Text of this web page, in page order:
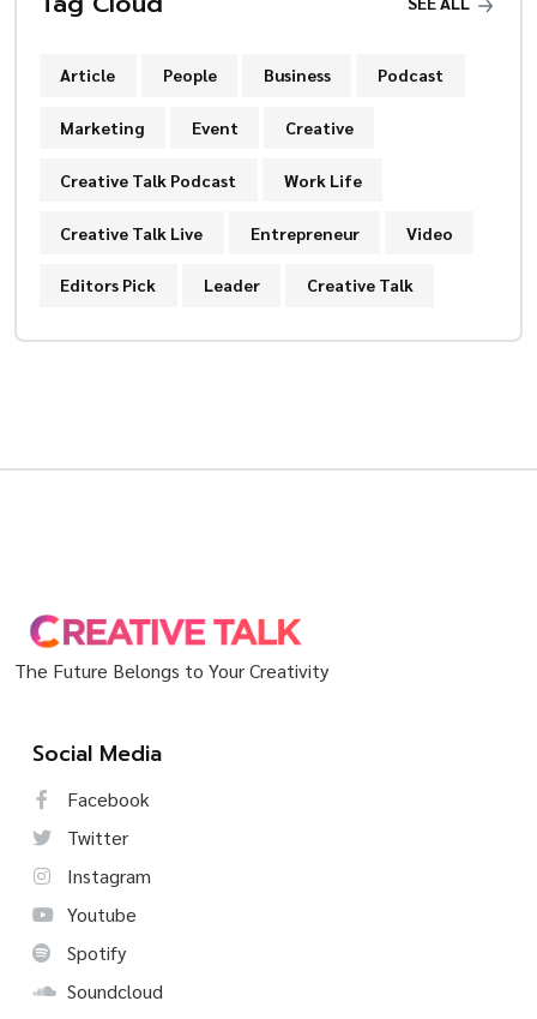
Article People Business Podcast
Marketing Event Creative
Creative Talk Podcast Work Life
Creative Talk Live Entrepreneur Video
Editors Pick Leader Creative Talk
The Future Belongs to Your Creativity
Social Media
Facebook
Twitter
Instagram
Youtube
Spotify
Soundcloud